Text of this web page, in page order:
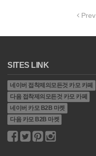
Prev
SITES LINK
네이버 접착제의모든것 카모 카페
다음 접착제의모든것 카모 카페
네이버 카모 B2B 마켓
다음 카모 B2B 마켓